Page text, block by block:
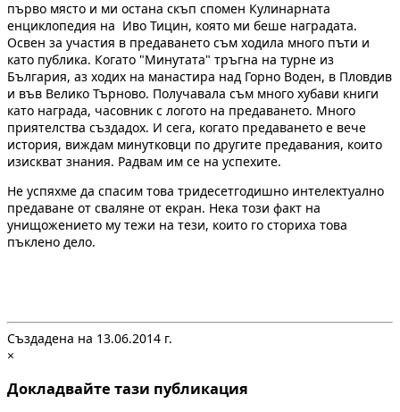
първо място и ми остана скъп спомен Кулинарната
енциклопедия на Иво Тицин, която ми беше наградата.
Освен за участия в предаването съм ходила много пъти и
като публика. Когато "Минутата" тръгна на турне из
България, аз ходих на манастира над Горно Воден, в Пловдив
и във Велико Търново. Получавала съм много хубави книги
като награда, часовник с логото на предаването. Много
приятелства създадох. И сега, когато предаването е вече
история, виждам минутковци по другите предавания, които
изискват знания. Радвам им се на успехите.
Не успяхме да спасим това тридесетгодишно интелектуално
предаване от сваляне от екран. Нека този факт на
унищожението му тежи на тези, които го сториха това
пъклено дело.
Създадена на 13.06.2014 г.
×
Докладвайте тази публикация